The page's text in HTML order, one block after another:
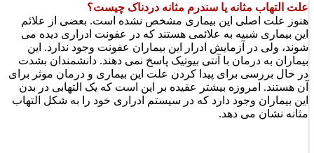
علت التهاب مثانه یا سندرم مثانه دردناک چیست؟
هنوز علت اصلی این بیماری مشخص نشده است. بعضی از علائم
این بیماری شبیه به علائمی هستند که در عفونت ادراری دیده می
شوند، ولی در آزمایش ادرار این بیماران عفونت وجود ندارد. این
بیماران به درمان با آنتی بیوتیک پاسخ نمی دهند. دانشمندان بشدت
در حال بررسی برای پیدا کردن علت این بیماری و درمان موثر برای
آن هستند. امروزه بیشتر عقیده بر این است که یک التهابی در بدن
این بیماران وجود دارد که در سیستم ادراری خود را به شکل التهاب
مثانه نشان می دهد.